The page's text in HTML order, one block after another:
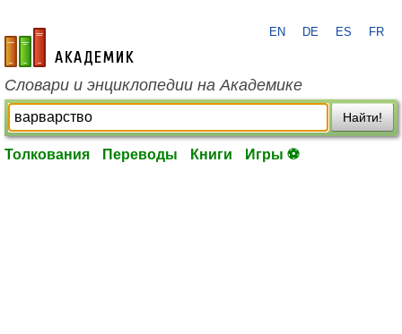
academic.ru
EN DE ES FR
Словари и энциклопедии на Академике
Найти!
Толкования Переводы Книги Игры ⚽